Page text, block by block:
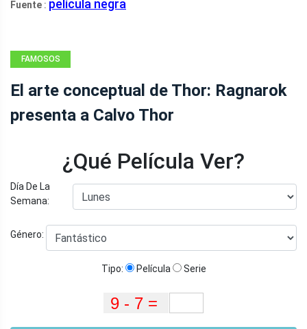
Fuente : película negra
FAMOSOS
El arte conceptual de Thor: Ragnarok
presenta a Calvo Thor
¿Qué Película Ver?
Día De La
Semana:
Género:
Tipo: Película Serie